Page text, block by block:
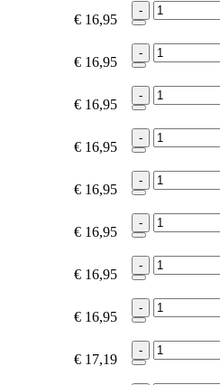
€ 16,95
-
€ 16,95
-
€ 16,95
-
€ 16,95
-
€ 16,95
-
€ 16,95
-
€ 16,95
-
€ 16,95
-
€ 17,19
-